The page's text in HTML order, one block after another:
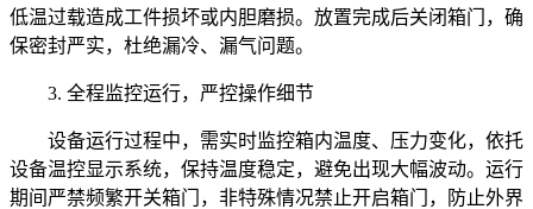
低温过载造成工件损坏或内胆磨损。放置完成后关闭箱门，确
保密封严实，杜绝漏冷、漏气问题。
3. 全程监控运行，严控操作细节
设备运行过程中，需实时监控箱内温度、压力变化，依托
设备温控显示系统，保持温度稳定，避免出现大幅波动。运行
期间严禁频繁开关箱门，非特殊情况禁止开启箱门，防止外界